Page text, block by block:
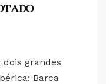
grandes
Barca